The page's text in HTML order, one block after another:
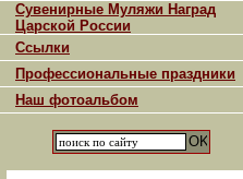
Сувенирные Муляжи Наград
Царской России
Ссылки
Профессиональные праздники
Наш фотоальбом